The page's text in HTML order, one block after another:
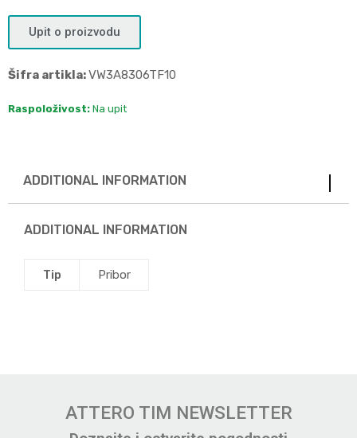
Upit o proizvodu
Šifra artikla:VW3A8306TF10
Raspoloživost: Na upit
ADDITIONAL INFORMATION
ADDITIONAL INFORMATION
Tip Pribor
ATTERO TIM NEWSLETTER